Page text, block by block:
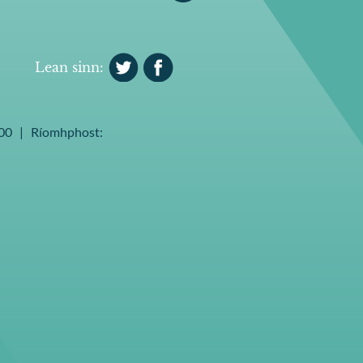
Lean sinn:
00 | Ríomhphost: